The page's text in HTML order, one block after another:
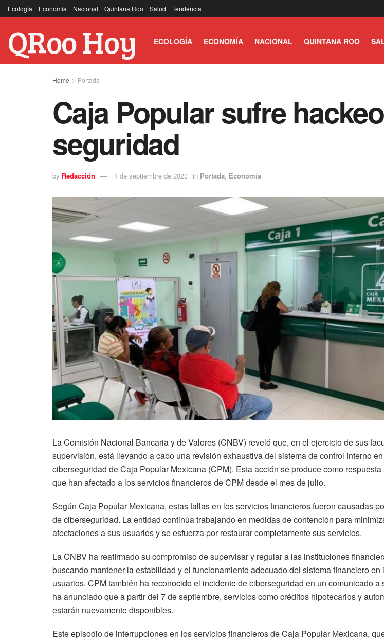
Ecología Economía Nacional Quintana Roo Salud Tendencia
QRoo Hoy ECOLOGÍA ECONOMÍA NACIONAL QUINTANA ROO
Home Portada
Caja Popular sufre
seguridad
by Redacción 1 de septiembre de 2023 in Portada, Economía
La Comisión Nacional Bancaria y de Valores (CNBV) reveló que, en el ejercicio de sus
supervisión, está llevando a cabo una revisión exhaustiva del sistema de control interno
ciberseguridad de Caja Popular Mexicana (CPM). Esta acción se produce como
que han afectado a los servicios financieros de CPM desde el mes de julio.
Según Caja Popular Mexicana, estas fallas en los servicios financieros fueron causadas
de ciberseguridad. La entidad continúa trabajando en medidas de contención para
afectaciones a sus usuarios y se esfuerza por restaurar completamente sus servicios.
La CNBV ha reafirmado su compromiso de supervisar y regular a las instituciones
buscando mantener la estabilidad y el funcionamiento adecuado del sistema financiero en
usuarios. CPM también ha reconocido el incidente de ciberseguridad en un comunicado a
ha anunciado que a partir del 7 de septiembre, servicios como créditos hipotecarios y
estarán nuevamente disponibles.
Este episodio de interrupciones en los servicios financieros de Caja Popular Mexicana,